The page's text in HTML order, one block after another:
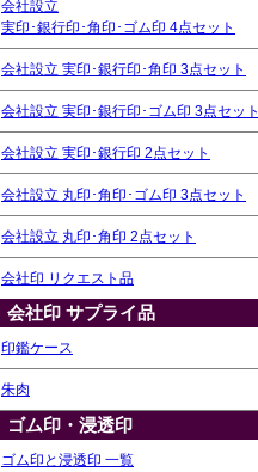
会社設立
実印･銀行印･角印･ゴム印 4点セット
会社設立 実印･銀行印･角印 3点セット
会社設立 実印･銀行印･ゴム印 3点セット
会社設立 実印･銀行印 2点セット
会社設立 丸印･角印･ゴム印 3点セット
会社設立 丸印･角印 2点セット
会社印 リクエスト品
会社印 サプライ品
印鑑ケース
朱肉
ゴム印・浸透印
ゴム印と浸透印 一覧